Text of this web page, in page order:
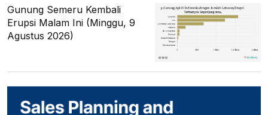
Gunung Semeru Kembali
Erupsi Malam Ini (Minggu, 9
Agustus 2026)